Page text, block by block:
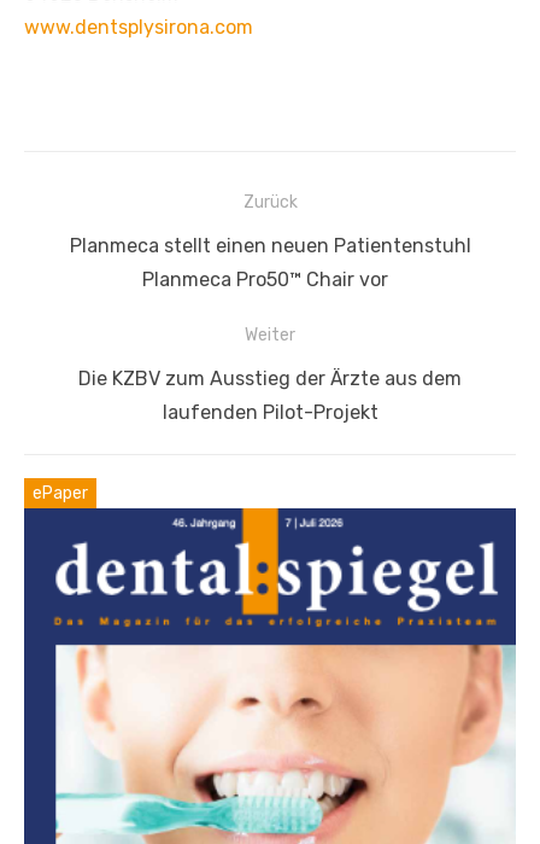
www.dentsplysirona.com
Beitragsnavigation
Zurück
Vorheriger
Planmeca stellt einen neuen Patientenstuhl
Planmeca Pro50™ Chair vor
Weiter
NächsterDie KZBV zum Ausstieg der Ärzte aus dem
laufenden Pilot-Projekt
ePaper